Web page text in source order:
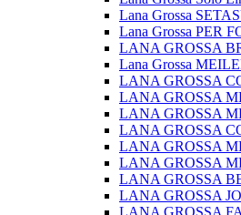
Lana Grossa
Lana Grossa PER
LANA GROSSA
Lana Grossa
LANA GROSSA
LANA GROSSA
LANA GROSSA
LANA GROSSA
LANA GROSSA
LANA GROSSA
LANA GROSSA
LANA GROSSA
LANA GROSSA